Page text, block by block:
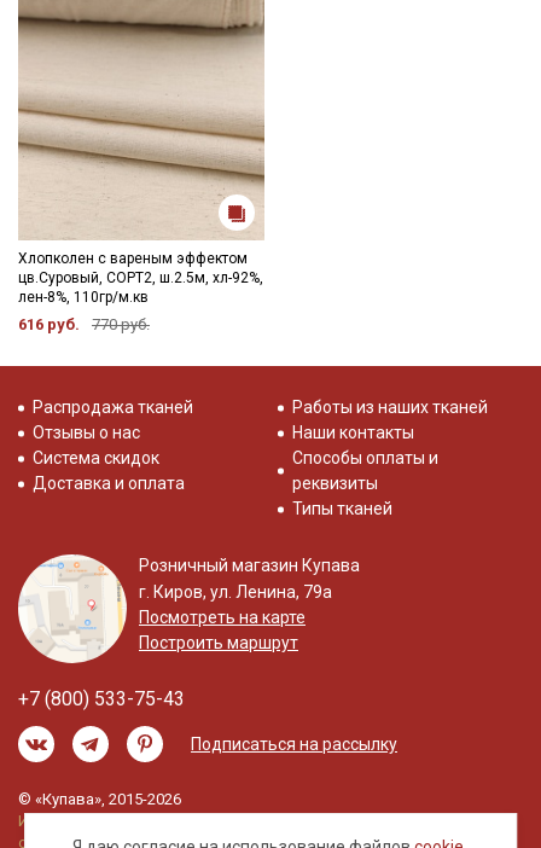
Хлопколен с вареным эффектом
цв.Суровый, СОРТ2, ш.2.5м, хл-92%,
лен-8%, 110гр/м.кв
616 руб. 770 руб.
Распродажа тканей
Отзывы о нас
Система скидок
Доставка и оплата
Работы из наших тканей
Наши контакты
Способы оплаты и
реквизиты
Типы тканей
Розничный магазин Купава
г. Киров, ул. Ленина, 79а
Посмотреть на карте
Построить маршрут
+7 (800) 533-75-43
Подписаться на рассылку
© «Купава», 2015-2026
Информация на сайте не является публичной
офертой.